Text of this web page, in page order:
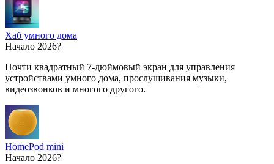
Хаб умного дома
Начало 2026?
Почти квадратный 7-дюймовый экран для управления
устройствами умного дома, прослушивания музыки,
видеозвонков и многого другого.
HomePod mini
Начало 2026?